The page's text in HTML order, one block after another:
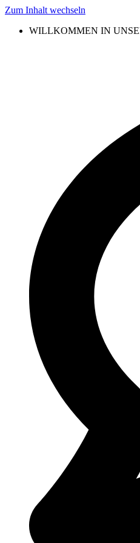
Zum Inhalt wechseln
WILLKOMMEN IN